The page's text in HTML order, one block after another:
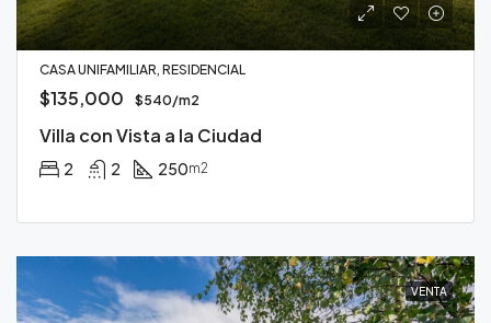
CASA UNIFAMILIAR, RESIDENCIAL
$135,000 $540/m2
Villa con Vista a la Ciudad
2 2 250m2
VENTA